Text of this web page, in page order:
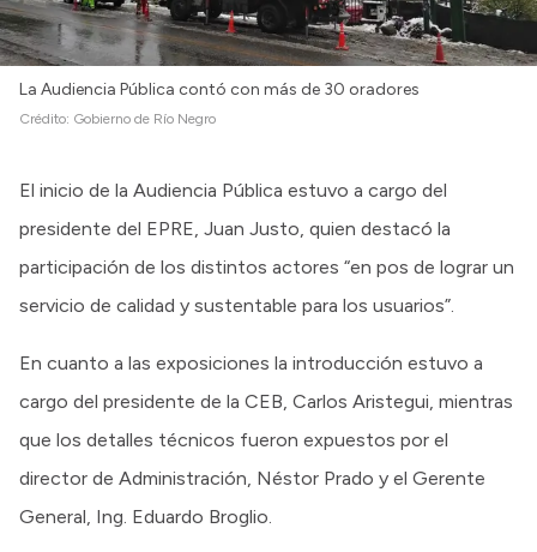
La Audiencia Pública contó con más de 30 oradores
Crédito: Gobierno de Río Negro
El inicio de la Audiencia Pública estuvo a cargo del
presidente del EPRE, Juan Justo, quien destacó la
participación de los distintos actores “en pos de lograr un
servicio de calidad y sustentable para los usuarios”.
En cuanto a las exposiciones la introducción estuvo a
cargo del presidente de la CEB, Carlos Aristegui, mientras
que los detalles técnicos fueron expuestos por el
director de Administración, Néstor Prado y el Gerente
General, Ing. Eduardo Broglio.